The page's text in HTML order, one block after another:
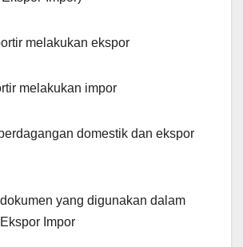
melakukan ekspor
melakukan impor
domestik dan ekspor
yang digunakan dalam
Impor